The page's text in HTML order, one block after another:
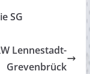
SG
Lennestadt-
Grevenbrück